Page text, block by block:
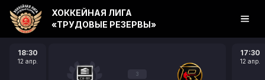
18:30
12 апр.
3
17:30
12 апр.
ХОККЕЙНАЯ ЛИГА
«ТРУДОВЫЕ РЕЗЕРВЫ»